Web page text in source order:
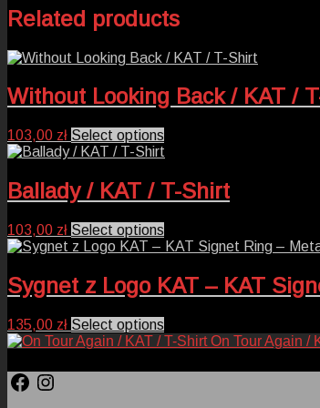
Related products
Without Looking Back / KAT /
103,00 zł Select options
product
multiple
variants.
options
may
chosen
on
the
product
page
Ballady / KAT / T-Shirt
103,00 zł Select options
product
multiple
variants.
options
may
chosen
Sygnet z Logo KAT – KAT
135,00 zł Select options
product
multiple
On Tour Again /
Facebook
Instagram